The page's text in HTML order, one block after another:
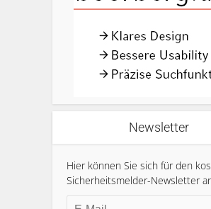
Newsletter
Hier können Sie sich für den
Sicherheitsmelder-Newsletter